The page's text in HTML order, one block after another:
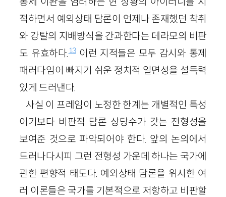
적하면서 예외상태 담론이 언제나 존재했던 착취
와 강탈의 지배방식을 간과한다는 데라모의 비판
도 유효하다.13이런 지적들은 모두 감시와 통제
패러다임이 빠지기 쉬운 정치적 일면성을 설득력
있게 드러낸다.
사실 이 프레임이 노정한 한계는 개별적인 특성
이기보다 비판적 담론 상당수가 갖는 전형성을
보여준 것으로 파악되어야 한다. 앞의 논의에서
드러나다시피 그런 전형성 가운데 하나는 국가에
관한 편향적 태도다. 예외상태 담론을 위시한 여
러 이론들은 국가를 기본적으로 저항하고 비판할